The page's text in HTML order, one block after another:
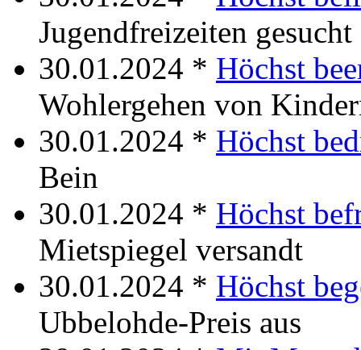
Jugendfreizeiten gesucht
30.01.2024 * Höchst
Wohlergehen von
30.01.2024 * Höchst
Bein
30.01.2024 * Höchst
Mietspiegel versandt
30.01.2024 * Höchst
Ubbelohde-Preis aus